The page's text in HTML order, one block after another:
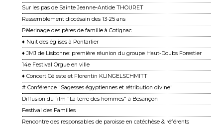
Sur les pas de Sainte Jeanne-Antide THOURET
Rassemblement diocésain des 13-25 ans
Pèlerinage des pères de famille à Cotignac
♦ Nuit des églises à Pontarlier
♦ JMJ de Lisbonne: première réunion du groupe Haut-Doubs Forestier
14e Festival Orgue en ville
♦ Concert Céleste et Florentin KLINGELSCHMITT
# Conférence "Sagesses égyptiennes et rétribution divine"
Diffusion du film "La terre des hommes" à Besançon
Festival des Familles
Rencontre des responsables de paroisse en catéchèse & référents